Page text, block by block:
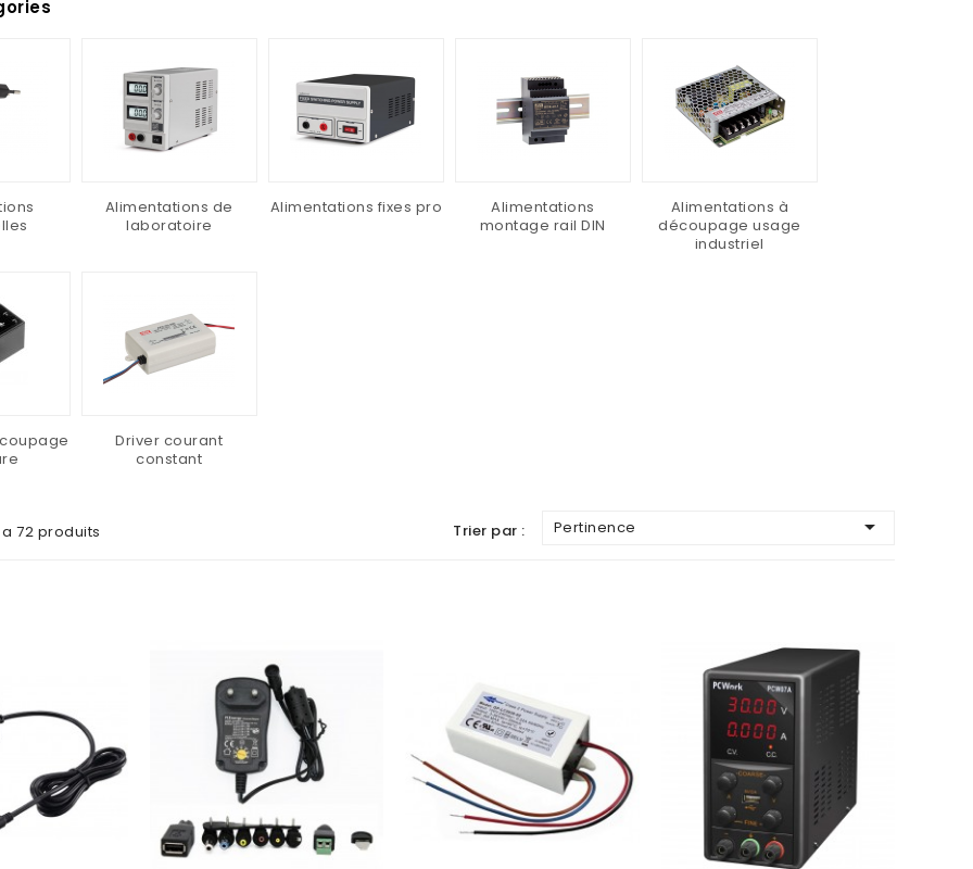
Alimentations de
laboratoire
Alimentations fixes pro
Alimentations
montage rail DIN
Alimentations à
découpage usage
industriel
Driver courant
constant
a 72 produits Trier par : Pertinence 